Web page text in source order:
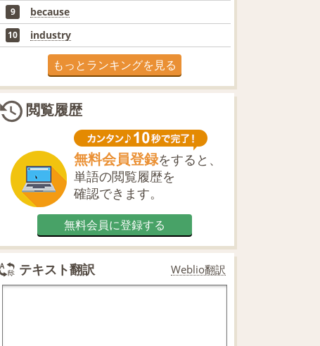
9 because
10 industry
もっとランキングを見る
閲覧履歴
無料会員登録をすると、
単語の閲覧履歴を
確認できます。
無料会員に登録する
テキスト翻訳 Weblio翻訳